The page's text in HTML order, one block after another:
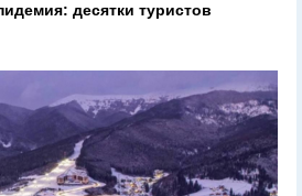
десятки туристов